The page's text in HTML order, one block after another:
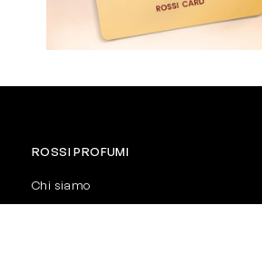
ROSSI PROFUMI
Chi siamo
Contattaci